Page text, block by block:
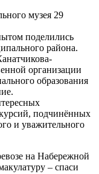
музея 29
поделились
района.
организации
образования
подчинённых
и уважительного
на Набережной
– спаси